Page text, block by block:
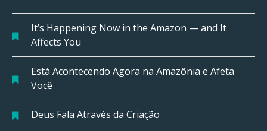
It’s Happening Now in the Amazon — and It
Affects You
Está Acontecendo Agora na Amazônia e Afeta
Você
Deus Fala Através da Criação